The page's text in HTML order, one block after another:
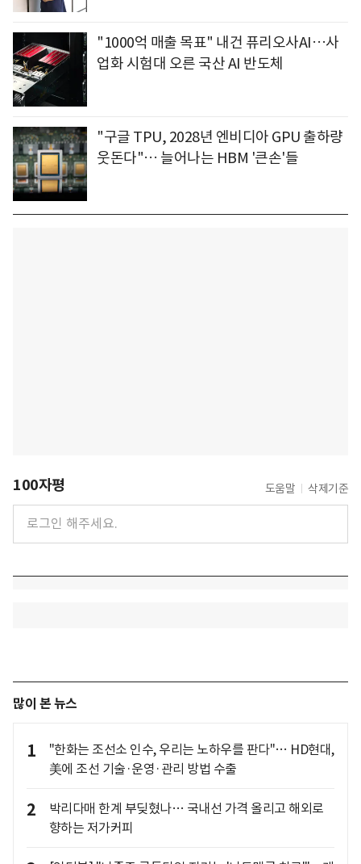
"1000억 매출 목표" 내건 퓨리오사AI…사
업화 시험대 오른 국산 AI 반도체
"구글 TPU, 2028년 엔비디아 GPU 출하량
웃돈다"… 늘어나는 HBM '큰손'들
100자평 도움말 삭제기준
많이 본 뉴스
1
"한화는 조선소 인수, 우리는 노하우를 판다"… HD현대,
美에 조선 기술·운영·관리 방법 수출
2
박리다매 한계 부딪혔나… 국내선 가격 올리고 해외로
향하는 저가커피